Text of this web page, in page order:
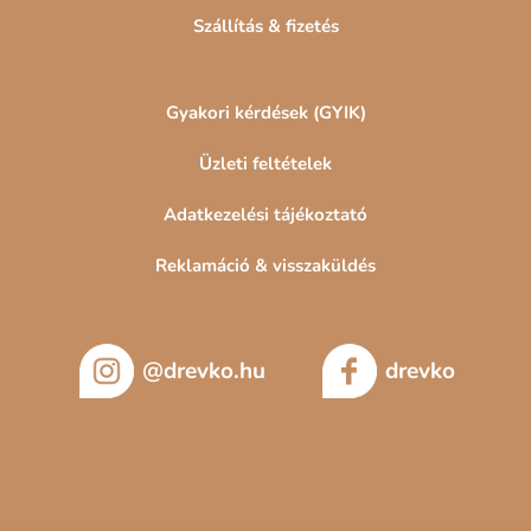
Szállítás & fizetés
Gyakori kérdések (GYIK)
Üzleti feltételek
Adatkezelési tájékoztató
Reklamáció & visszaküldés
@drevko.hu drevko